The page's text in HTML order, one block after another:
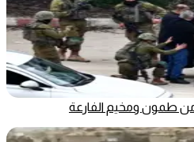
من طمون ومخيم الفارعة